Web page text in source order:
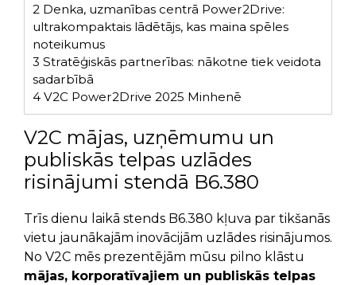
2 Denka, uzmanības centrā Power2Drive:
ultrakompaktais lādētājs, kas maina spēles
noteikumus
3 Stratēģiskās partnerības: nākotne tiek veidota
sadarbībā
4 V2C Power2Drive 2025 Minhenē
V2C mājas, uzņēmumu un
publiskās telpas uzlādes
risinājumi stendā B6.380
Trīs dienu laikā stends B6.380 kļuva par tikšanās
vietu jaunākajām inovācijām uzlādes risinājumos.
No V2C mēs prezentējām mūsu pilno klāstu
mājas, korporatīvajiem un publiskās telpas